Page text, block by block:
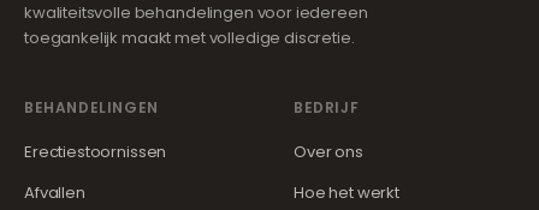
kwaliteitsvolle behandelingen voor iedereen
toegankelijk maakt met volledige discretie.
BEHANDELINGEN
Erectiestoornissen
Afvallen
BEDRIJF
Over ons
Hoe het werkt